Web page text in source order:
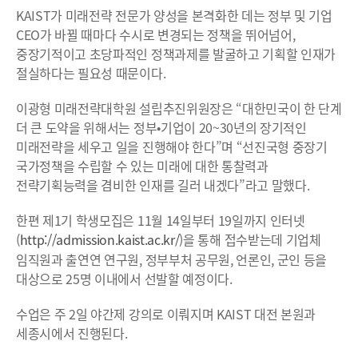
KAIST가 미래전략 전문가 양성을 본격화한 데는 정부 및 기업
CEO가 바뀔 때마다 수시로 변경되는 정책을 뛰어넘어,
중장기적이고 초당파적인 정책과제를 발굴하고 기획할 인재가
절실하다는 필요성 때문이다.
이광형 미래전략대학원 설립추진위원장은 “대한민국이 한 단계
더 큰 도약을 위해서는 정부•기업이 20~30년의 장기적인
미래전략을 세우고 일을 진행해야 한다”며 “선진국형 중장기
국가정책을 수립할 수 있는 미래에 대한 통찰력과
전략기획능력을 겸비한 인재를 길러 내겠다”라고 말했다.
한편 제1기 학생모집은 11월 14일부터 19일까지 인터넷
(http://admission.kaist.ac.kr/)을 통해 접수받는데 기업체
임직원과 출연연 연구원, 정부부처 공무원, 언론인, 군인 등을
대상으로 25명 이내에서 선발할 예정이다.
수업은 주 2일 야간제 강의로 이뤄지며 KAIST 대전 본원과
세종시에서 진행된다.